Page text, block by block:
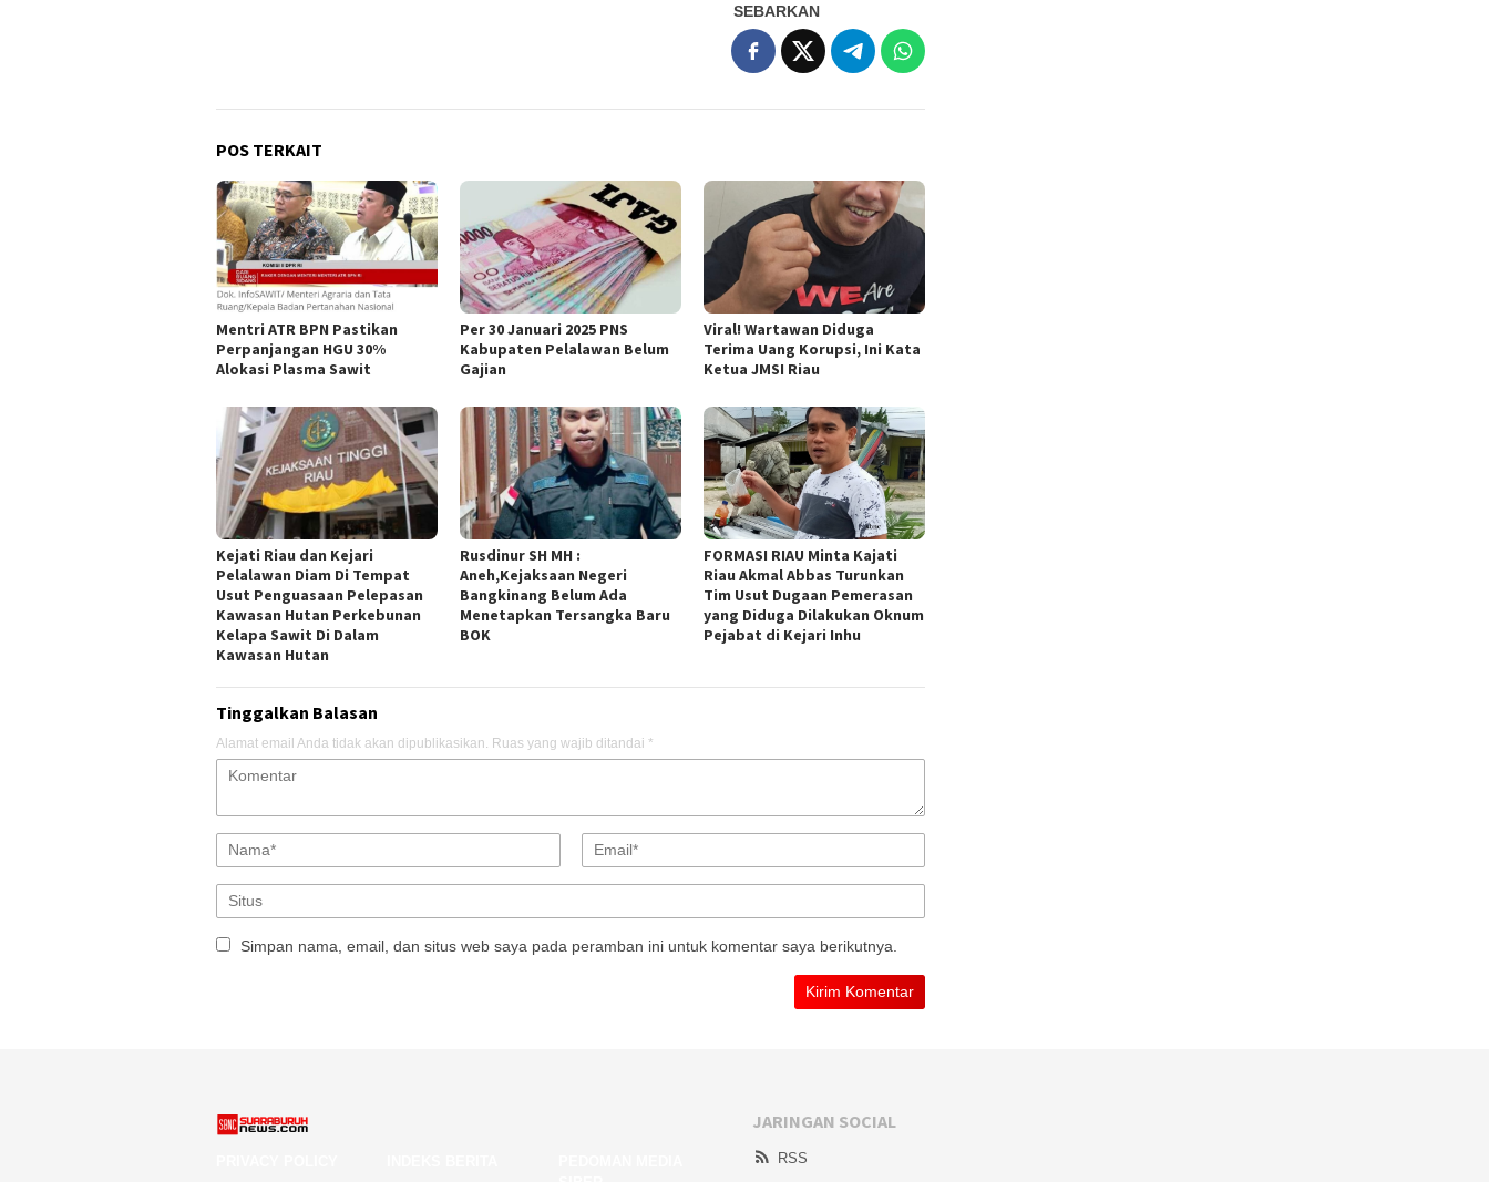
SEBARKAN
POS TERKAIT
Mentri ATR BPN Pastikan
Perpanjangan HGU 30%
Alokasi Plasma Sawit
Per 30 Januari 2025 PNS
Kabupaten Pelalawan Belum
Gajian
Viral! Wartawan Diduga
Terima Uang Korupsi, Ini Kata
Ketua JMSI Riau
Kejati Riau dan Kejari
Pelalawan Diam Di Tempat
Usut Penguasaan Pelepasan
Kawasan Hutan Perkebunan
Kelapa Sawit Di Dalam
Kawasan Hutan
Rusdinur SH MH :
Aneh,Kejaksaan Negeri
Bangkinang Belum Ada
Menetapkan Tersangka Baru
BOK
FORMASI RIAU Minta Kajati
Riau Akmal Abbas Turunkan
Tim Usut Dugaan Pemerasan
yang Diduga Dilakukan Oknum
Pejabat di Kejari Inhu
Tinggalkan Balasan
Alamat email Anda tidak akan dipublikasikan. Ruas yang wajib ditandai *
Simpan nama, email, dan situs web saya pada peramban ini untuk komentar saya berikutnya.
JARINGAN SOCIAL
RSS